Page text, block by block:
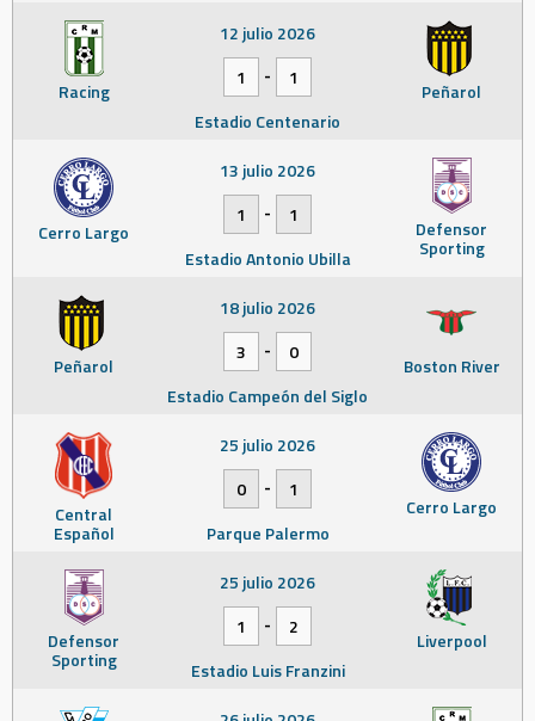
Racing Peñarol
12 julio 2026
1
-
1
Estadio Centenario
Cerro Largo Defensor
Sporting
13 julio 2026
1
-
1
Estadio Antonio Ubilla
Peñarol Boston River
18 julio 2026
3
-
0
Estadio Campeón del Siglo
Central
Español
Cerro Largo
25 julio 2026
0
-
1
Parque Palermo
Defensor
Sporting
Liverpool
25 julio 2026
1
-
2
Estadio Luis Franzini